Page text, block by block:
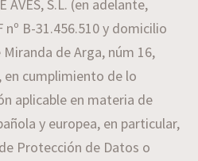
AVES, S.L. (en adelante,
nº B-31.456.510 y domicilio
de Arga, núm 16,
en cumplimiento de lo
aplicable en materia de
y europea, en particular,
Protección de Datos o